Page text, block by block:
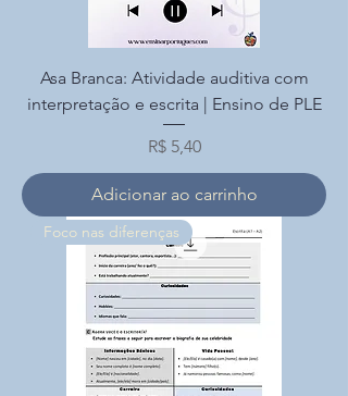
Asa Branca: Atividade auditiva com
interpretação e escrita | Ensino de PLE
Preço
R$ 5,40
Adicionar ao carrinho
Foco nas diferenças